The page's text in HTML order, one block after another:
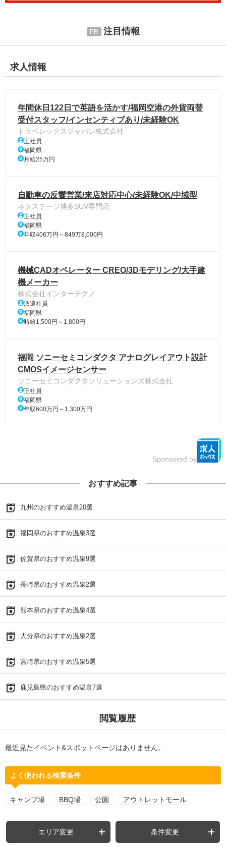
注目情報
求人情報
年間休日122日で英語を活かす/福岡空港の外貨両替
受付スタッフ/インセンティブあり/未経験OK
トラベレックスジャパン株式会社
正社員
福岡県
月給25万円
自動車の反響営業/来店対応中心/未経験OK/中域型
ネクステージ博多SUV専門店
正社員
福岡県
年収406万円～849万8,000円
機械CADオペレーター CREO/3Dモデリング/大手建
機メーカー
株式会社インターテクノ
派遣社員
福岡県
時給1,500円～1,800円
福岡 ソニーセミコンダクタ アナログレイアウト設計
CMOSイメージセンサー
ソニーセミコンダクタソリューションズ株式会社
正社員
福岡県
年収600万円～1,300万円
Sponsored by
おすすめ記事
九州のおすすめ温泉20選
福岡県のおすすめ温泉3選
佐賀県のおすすめ温泉9選
長崎県のおすすめ温泉2選
熊本県のおすすめ温泉4選
大分県のおすすめ温泉2選
宮崎県のおすすめ温泉5選
鹿児島県のおすすめ温泉7選
閲覧履歴
最近見たイベント&スポットページはありません。
よく使われる検索条件
キャンプ場 BBQ場 公園 アウトレットモール
エリア変更 条件変更